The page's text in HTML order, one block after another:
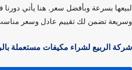
بسرعة وبأفضل سعر. هنا يأتي دورنا في
تضمن لك تقييم عادل وسعر مناسب
الربيع لشراء مكيفات مستعملة